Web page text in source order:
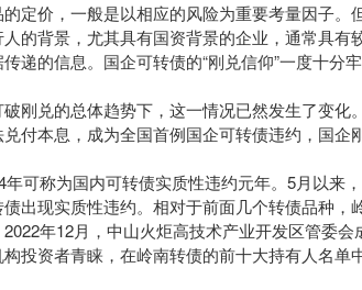
定价，一般是以相应的风险为重要考量因子
的背景，尤其具有国资背景的企业，通常具有
递的信息。国企可转债的“刚兑信仰”一度十分牢
兑的总体趋势下，这一情况已然发生了变化
付本息，成为全国首例国企可转债违约，国企
称为国内可转债实质性违约元年。5月以来
出现实质性违约。相对于前面几个转债品种，
年12月，中山火炬高技术产业开发区管委
投资者青睐，在岭南转债的前十大持有人名单